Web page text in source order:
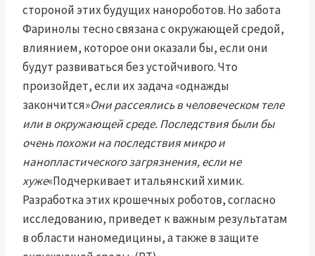
стороной этих будущих нанороботов. Но забота
Фаринолы тесно связана с окружающей средой,
влиянием, которое они оказали бы, если они
будут развиваться без устойчивого. Что
произойдет, если их задача «однажды
закончится»Они рассеялись в человеческом теле
или в окружающей среде. Последствия были бы
очень похожи на последствия микро и
нанопластического загрязнения, если не
хуже«Подчеркивает итальянский химик.
Разработка этих крошечных роботов, согласно
исследованию, приведет к важным результатам
в области наномедицины, а также в защите